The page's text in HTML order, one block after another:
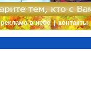
реклама в небе|контакты